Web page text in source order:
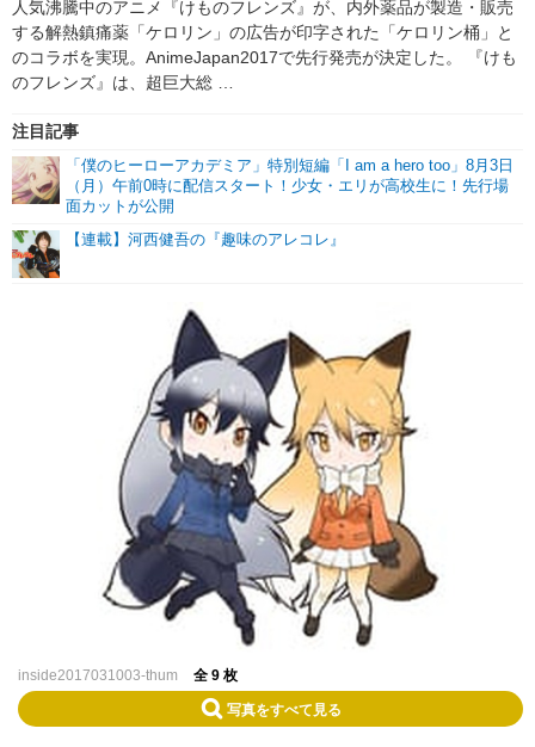
舞台 新帝スタ
編集部ブログ・お知らせ
人気沸騰中のアニメ『けものフレンズ』が、内外薬品が製造・販売
する解熱鎮痛薬「ケロリン」の広告が印字された「ケロリン桶」と
のコラボを実現。AnimeJapan2017で先行発売が決定した。 『けも
のフレンズ』は、超巨大総 …
注目記事
「僕のヒーローアカデミア」特別短編「I am a hero too」8月3日
（月）午前0時に配信スタート！少女・エリが高校生に！先行場
面カットが公開
【連載】河西健吾の『趣味のアレコレ』
inside2017031003-thum 全 9 枚
写真をすべて見る